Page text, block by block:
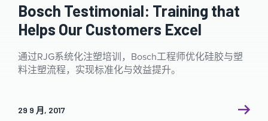
Bosch Testimonial: Training that
Helps Our Customers Excel
通过RJG系统化注塑培训，Bosch工程师优化硅胶与塑
料注塑流程，实现标准化与效益提升。
29 9 月, 2017